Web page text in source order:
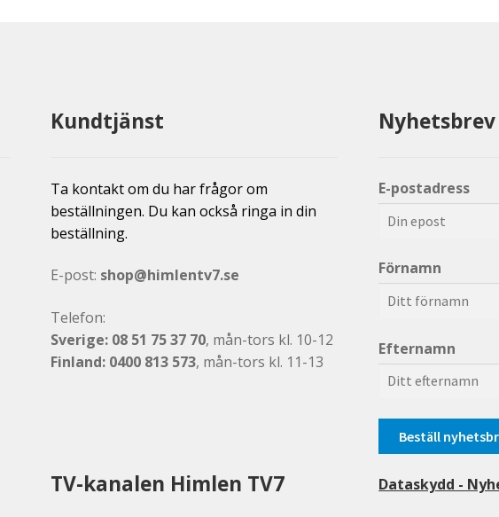
Kundtjänst
Ta kontakt om du har frågor om
beställningen. Du kan också ringa in din
beställning.
E-post: shop@himlentv7.se
Telefon:
Sverige: 08 51 75 37 70, mån-tors kl. 10-12
Finland: 0400 813 573, mån-tors kl. 11-13
TV-kanalen Himlen TV7
Nyhetsbrev
E-postadress
Förnamn
Efternamn
Dataskydd -